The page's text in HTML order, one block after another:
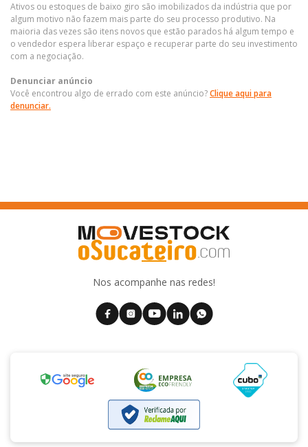
Ativos ou estoques de baixo giro são imobilizados da indústria que por
algum motivo não fazem mais parte do seu processo produtivo. Na
maioria das vezes são itens novos que estão parados há algum tempo e
o vendedor espera liberar espaço e recuperar parte do seu investimento
com a negociação.
Denunciar anúncio
Você encontrou algo de errado com este anúncio?Clique aqui para
denunciar.
Nos acompanhe nas redes!